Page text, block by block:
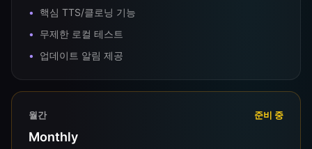
핵심 TTS/클로닝 기능
무제한 로컬 테스트
업데이트 알림 제공
월간 준비 중
Monthly